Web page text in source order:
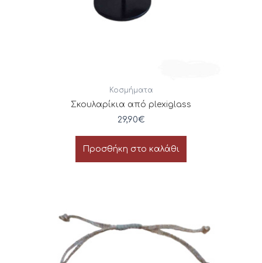
Κοσμήματα
Σκουλαρίκια από plexiglass
29,90€
Προσθήκη στο καλάθι